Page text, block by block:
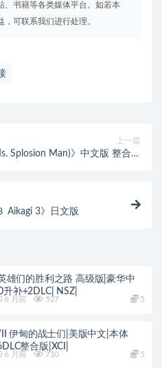
、书籍等各类媒体平台。如若本
可联系我们进行处理。
上一篇
Splosion Man)》中文版 整合版
Aikagi 3》日文版
雄们的胜利之路 高级版|豪华中
补+2DLC| NSZ|
6 月前 527 5
伊甸的战士们|美版中文|本体
整合版|XCI|
6 月前 710 5